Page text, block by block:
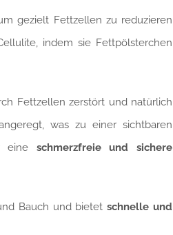
gezielt Fettzellen zu reduzieren
indem sie Fettpölsterchen
Fettzellen zerstört und natürlich
was zu einer sichtbaren
eine schmerzfreie und sichere
Bauch und bietetschnelle und